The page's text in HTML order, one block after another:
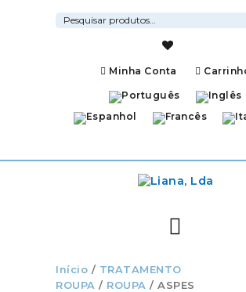
Pesquisar
por:
Minha Conta
Início / TRATAMENTO
ROUPA / ROUPA / ASPES